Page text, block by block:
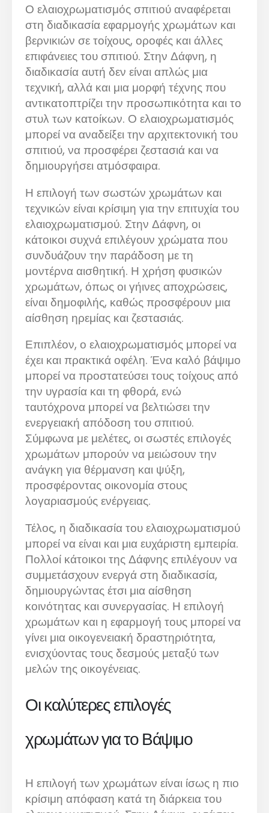
Ο ελαιοχρωματισμός σπιτιού αναφέρεται
στη διαδικασία εφαρμογής χρωμάτων και
βερνικιών σε τοίχους, οροφές και άλλες
επιφάνειες του σπιτιού. Στην Δάφνη, η
διαδικασία αυτή δεν είναι απλώς μια
τεχνική, αλλά και μια μορφή τέχνης που
αντικατοπτρίζει την προσωπικότητα και το
στυλ των κατοίκων. Ο ελαιοχρωματισμός
μπορεί να αναδείξει την αρχιτεκτονική του
σπιτιού, να προσφέρει ζεστασιά και να
δημιουργήσει ατμόσφαιρα.
Η επιλογή των σωστών χρωμάτων και
τεχνικών είναι κρίσιμη για την επιτυχία του
ελαιοχρωματισμού. Στην Δάφνη, οι
κάτοικοι συχνά επιλέγουν χρώματα που
συνδυάζουν την παράδοση με τη
μοντέρνα αισθητική. Η χρήση φυσικών
χρωμάτων, όπως οι γήινες αποχρώσεις,
είναι δημοφιλής, καθώς προσφέρουν μια
αίσθηση ηρεμίας και ζεστασιάς.
Επιπλέον, ο ελαιοχρωματισμός μπορεί να
έχει και πρακτικά οφέλη. Ένα καλό βάψιμο
μπορεί να προστατεύσει τους τοίχους από
την υγρασία και τη φθορά, ενώ
ταυτόχρονα μπορεί να βελτιώσει την
ενεργειακή απόδοση του σπιτιού.
Σύμφωνα με μελέτες, οι σωστές επιλογές
χρωμάτων μπορούν να μειώσουν την
ανάγκη για θέρμανση και ψύξη,
προσφέροντας οικονομία στους
λογαριασμούς ενέργειας.
Τέλος, η διαδικασία του ελαιοχρωματισμού
μπορεί να είναι και μια ευχάριστη εμπειρία.
Πολλοί κάτοικοι της Δάφνης επιλέγουν να
συμμετάσχουν ενεργά στη διαδικασία,
δημιουργώντας έτσι μια αίσθηση
κοινότητας και συνεργασίας. Η επιλογή
χρωμάτων και η εφαρμογή τους μπορεί να
γίνει μια οικογενειακή δραστηριότητα,
ενισχύοντας τους δεσμούς μεταξύ των
μελών της οικογένειας.
Οι καλύτερες επιλογές
χρωμάτων για το Βάψιμο
Η επιλογή των χρωμάτων είναι ίσως η πιο
κρίσιμη απόφαση κατά τη διάρκεια του